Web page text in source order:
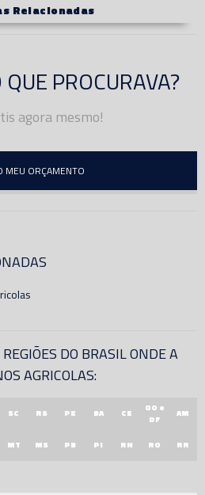
Relacionadas
PROCURAVA?
agora mesmo!
MEU ORÇAMENTO
DO BRASIL ONDE A
AGRICOLAS:
SC RS PE BA CE
GO e
DF
AM
MT MS PB PI RN RO RR